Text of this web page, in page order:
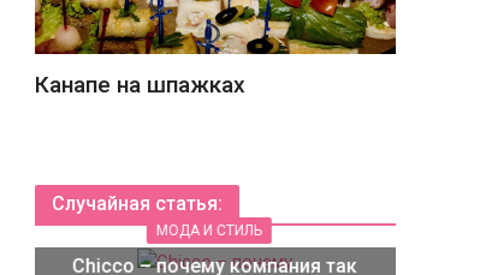
Канапе на шпажках
Случайная статья:
МОДА И СТИЛЬ
Chicco – почему компания так